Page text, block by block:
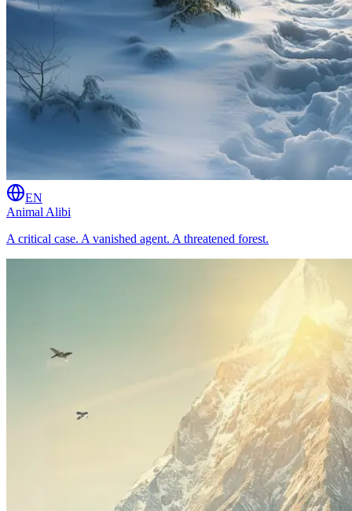
EN
Animal Alibi
A critical case. A vanished agent. A threatened forest.